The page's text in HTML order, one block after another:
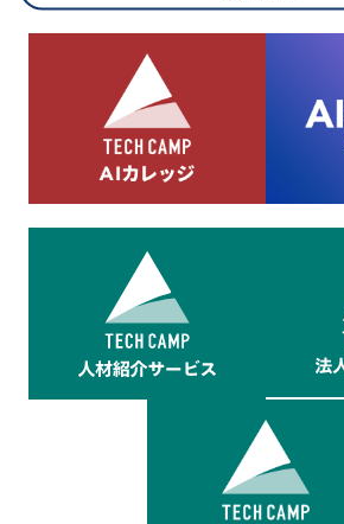
8.cookieにより取得・分析した情報とその
当社は第三者が運営するデータ・マネジメ
ームからcookieにより収集されたウェブの
析結果を取得し、これをお客様の個人デー
で、広告配信等の目的で利用いたします。